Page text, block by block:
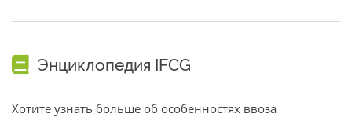
Энциклопедия IFCG
Хотите узнать больше об особенностях ввоза